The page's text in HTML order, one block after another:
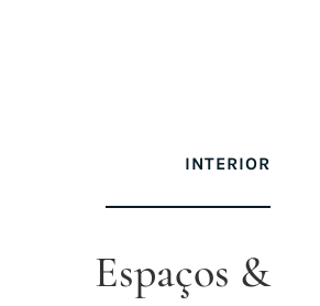
INTERIOR
Espaços &